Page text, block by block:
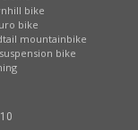
bike
bike
mountainbike
bike